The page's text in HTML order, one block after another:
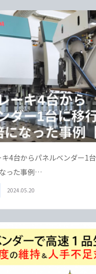
4台からパネルベンダー1
った事例…
2024.05.20